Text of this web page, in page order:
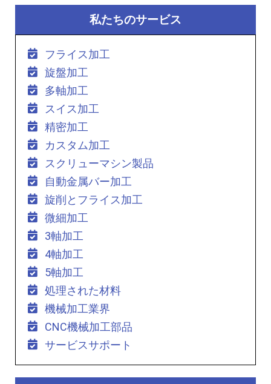
私たちのサービス
フライス加工
旋盤加工
多軸加工
スイス加工
精密加工
カスタム加工
スクリューマシン製品
自動金属バー加工
旋削とフライス加工
微細加工
3軸加工
4軸加工
5軸加工
処理された材料
機械加工業界
CNC機械加工部品
サービスサポート